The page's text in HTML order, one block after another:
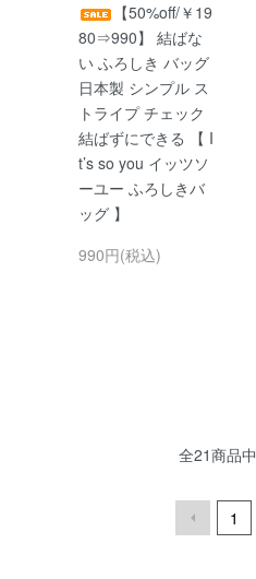
【50%off/￥19
80⇒990】 結ばな
い ふろしき バッグ
日本製 シンプル ス
トライプ チェック
結ばずにできる 【 I
t’s so you イッツソ
ーユー ふろしきバ
ッグ 】
990円(税込)
全21商品中
1